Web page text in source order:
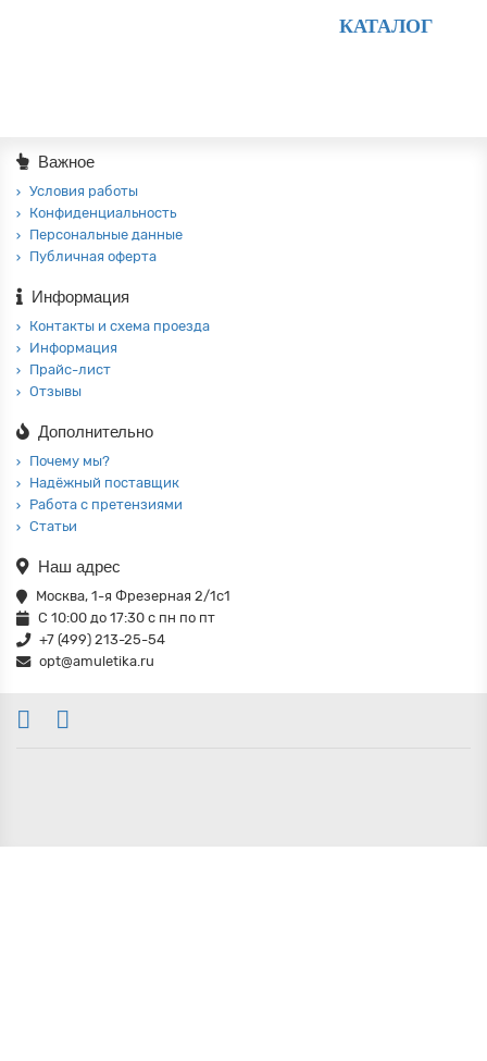
КАТАЛОГ
Важное
Условия работы
Конфиденциальность
Персональные данные
Публичная оферта
Информация
Контакты и схема проезда
Информация
Прайс-лист
Отзывы
Дополнительно
Почему мы?
Надёжный поставщик
Работа с претензиями
Статьи
Наш адрес
Москва, 1-я Фрезерная 2/1с1
С 10:00 до 17:30 с пн по пт
+7 (499) 213-25-54
opt@amuletika.ru